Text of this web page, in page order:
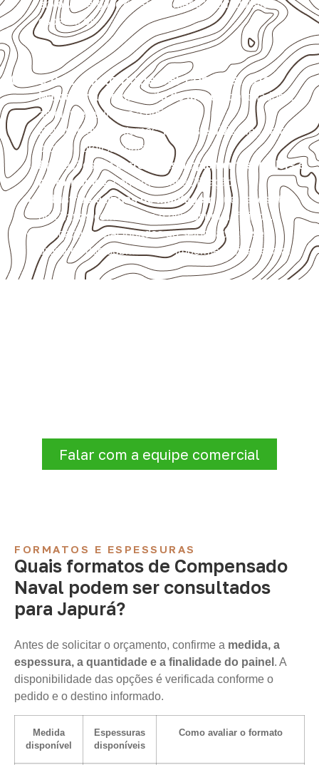
envolva carga, exposição intensa ou requisitos
específicos.
Onde o produto pode ser considerado
Marcenaria e fabricação de móveis
destinados a
ambientes sujeitos à umidade.
Revestimentos internos, painéis e divisórias para
projetos profissionais.
Aplicações emcarrocerias, implementos, trailers e
motorhomes, conforme especificação.
Indústrias e linhas de montagem que necessitam
de chapas com formato e espessura definidos.
Aplicações relacionadas ao setor náutico, sem
presumir uso submerso ou impermeabilidade total.
Falar com a equipe comercial
FORMATOS E ESPESSURAS
Quais formatos de Compensado
Naval podem ser consultados
para Japurá?
Antes de solicitar o orçamento, confirme a medida, a
espessura, a quantidade e a finalidade do painel . A
disponibilidade das opções é verificada conforme o
pedido e o destino informado.
Medida
disponível
Espessuras
disponíveis
Como avaliar o formato